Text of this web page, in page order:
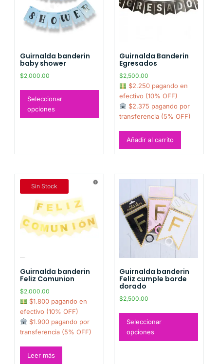
Guirnalda banderin
baby shower
$2,000.00
Seleccionar
opciones
Guirnalda Banderin
Egresados
$2,500.00
$2.250 pagando en
efectivo (10% OFF)
$2.375 pagando por
transferencia (5% OFF)
Añadir al carrito
Sin Stock
Guirnalda banderin
Feliz Comunion
$2,000.00
$1.800 pagando en
efectivo (10% OFF)
$1.900 pagando por
transferencia (5% OFF)
Leer más
Guirnalda banderin
Feliz cumple borde
dorado
$2,500.00
Seleccionar
opciones